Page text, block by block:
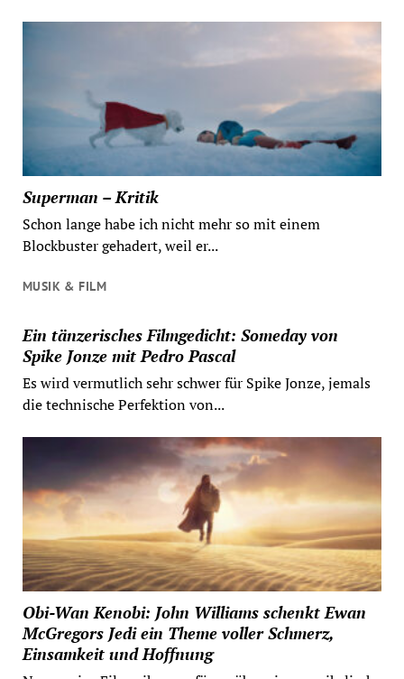
Superman – Kritik
Schon lange habe ich nicht mehr so mit einem
Blockbuster gehadert, weil er...
MUSIK & FILM
Ein tänzerisches Filmgedicht: Someday von
Spike Jonze mit Pedro Pascal
Es wird vermutlich sehr schwer für Spike Jonze, jemals
die technische Perfektion von...
Obi-Wan Kenobi: John Williams schenkt Ewan
McGregors Jedi ein Theme voller Schmerz,
Einsamkeit und Hoffnung